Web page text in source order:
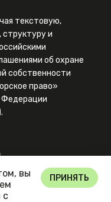
текстовую,
и
об охране
собственности
право»
Федерации
вы
с
ПРИНЯТЬ